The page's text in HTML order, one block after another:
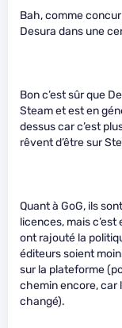
Bah, comme
Desura dans une
Bon c’est sûr que
Steam et est en
dessus car c’est
rêvent d’être sur
Quant à GoG, ils
licences, mais c’est
ont rajouté la
éditeurs soient
sur la plateforme
chemin encore, car
changé).